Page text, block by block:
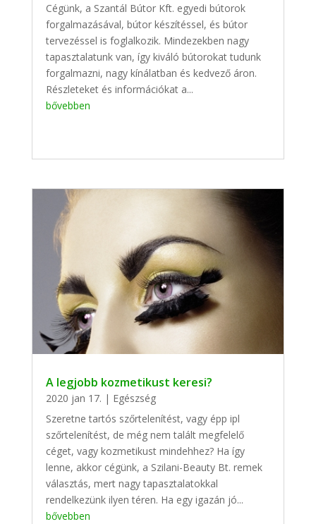
Cégünk, a Szantál Bútor Kft. egyedi bútorok
forgalmazásával, bútor készítéssel, és bútor
tervezéssel is foglalkozik. Mindezekben nagy
tapasztalatunk van, így kiváló bútorokat tudunk
forgalmazni, nagy kínálatban és kedvező áron.
Részleteket és információkat a...
bővebben
A legjobb kozmetikust keresi?
2020 jan 17. | Egészség
Szeretne tartós szőrtelenítést, vagy épp ipl
szőrtelenítést, de még nem talált megfelelő
céget, vagy kozmetikust mindehhez? Ha így
lenne, akkor cégünk, a Szilani-Beauty Bt. remek
választás, mert nagy tapasztalatokkal
rendelkezünk ilyen téren. Ha egy igazán jó...
bővebben